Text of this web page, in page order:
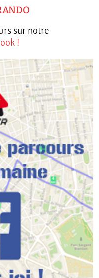
sur notre
!